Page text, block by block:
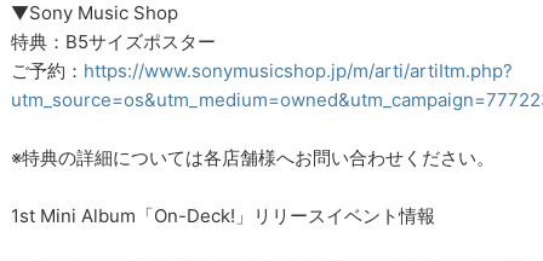
▼Sony Music Shop
特典：B5サイズポスター
ご予約： https://www.sonymusicshop.jp/m/arti/artiItm.php?
※特典の詳細については各店舗様へお問い合わせください。
1st Mini Album「On-Deck!」リリースイベント情報